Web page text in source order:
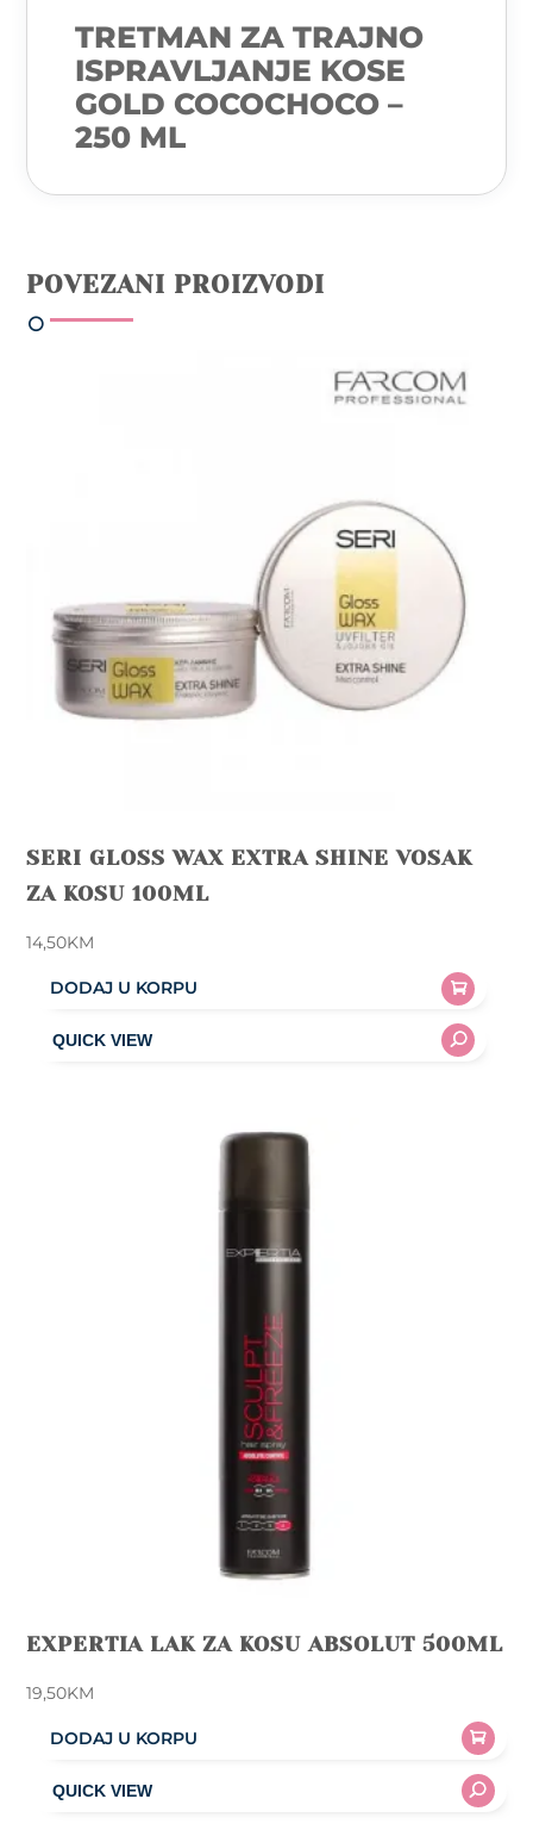
TRETMAN ZA TRAJNO
ISPRAVLJANJE KOSE
GOLD COCOCHOCO –
250 ML
POVEZANI PROIZVODI
SERI GLOSS WAX EXTRA SHINE VOSAK
ZA KOSU 100ML
14,50KM
DODAJ U KORPU
EXPERTIA LAK ZA KOSU ABSOLUT 500ML
19,50KM
DODAJ U KORPU